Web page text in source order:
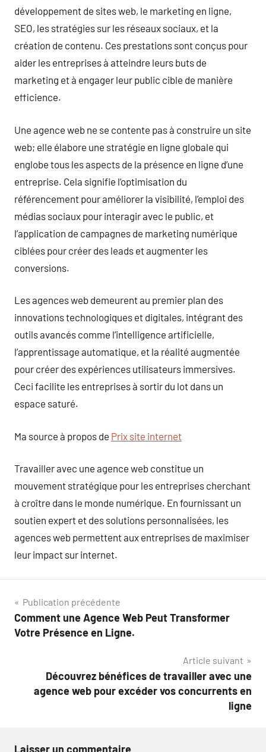
développement de sites web, le marketing en ligne,
SEO, les stratégies sur les réseaux sociaux, et la
création de contenu. Ces prestations sont conçus pour
aider les entreprises à atteindre leurs buts de
marketing et à engager leur public cible de manière
efficience.
Une agence web ne se contente pas à construire un site
web; elle élabore une stratégie en ligne globale qui
englobe tous les aspects de la présence en ligne d’une
entreprise. Cela signifie l’optimisation du
référencement pour améliorer la visibilité, l’emploi des
médias sociaux pour interagir avec le public, et
l’application de campagnes de marketing numérique
ciblées pour créer des leads et augmenter les
conversions.
Les agences web demeurent au premier plan des
innovations technologiques et digitales, intégrant des
outils avancés comme l’intelligence artificielle,
l’apprentissage automatique, et la réalité augmentée
pour créer des expériences utilisateurs immersives.
Ceci facilite les entreprises à sortir du lot dans un
espace saturé.
Ma source à propos de Prix site internet
Travailler avec une agence web constitue un
mouvement stratégique pour les entreprises cherchant
à croître dans le monde numérique. En fournissant un
soutien expert et des solutions personnalisées, les
agences web permettent aux entreprises de maximiser
leur impact sur internet.
Navigation
de
Publication précédente
Comment une Agence Web Peut Transformer
Votre Présence en Ligne.
Article suivant
Découvrez bénéfices de travailler avec une
agence web pour excéder vos concurrents en
ligne
Laisser un commentaire